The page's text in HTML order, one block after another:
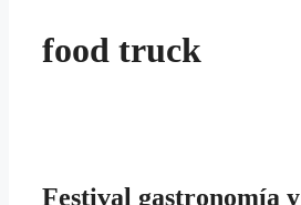
food truck
Festival gastronomía y